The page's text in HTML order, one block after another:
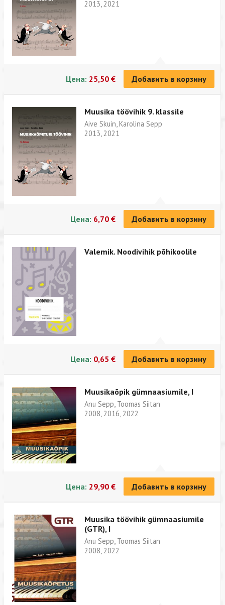
2013, 2021
Цена: 25,50 € Добавить в корзину
Muusika töövihik 9. klassile
Aive Skuin, Karolina Sepp
2013, 2021
Цена: 6,70 € Добавить в корзину
Valemik. Noodivihik põhikoolile
Цена: 0,65 € Добавить в корзину
Muusikaõpik gümnaasiumile, I
Anu Sepp, Toomas Siitan
2008, 2016, 2022
Цена: 29,90 € Добавить в корзину
Muusika töövihik gümnaasiumile
(GTR), I
Anu Sepp, Toomas Siitan
2008, 2022